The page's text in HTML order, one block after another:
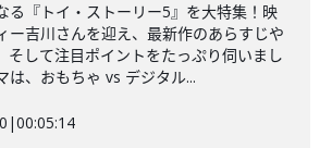
る『トイ・ストーリー5』を大特集！映
ー吉川さんを迎え、最新作のあらすじや
そして注目ポイントをたっぷり伺いまし
は、おもちゃ vs デジタル...
|00:05:14